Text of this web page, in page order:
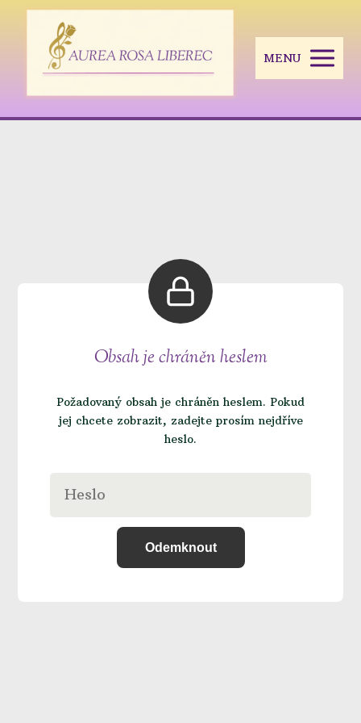
MENU
Obsah je chráněn heslem
Požadovaný obsah je chráněn heslem. Pokud
jej chcete zobrazit, zadejte prosím nejdříve
heslo.
Odemknout